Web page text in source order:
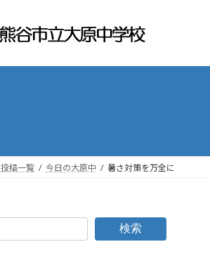
投稿一覧 今日の大原中 暑さ対策を万全に
検索